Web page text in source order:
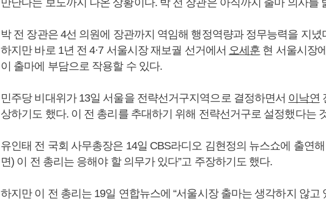
박 전 장관은 4선 의원에 장관까지 역임해 행정역량과 정무능력을 지녔
하지만 바로 1년 전 4·7 서울시장 재보궐 선거에서 오세훈 현 서울시장
이 출마에 부담으로 작용할 수 있다.
민주당 비대위가 13일 서울을 전략선거구지역으로 결정하면서 이낙연
상하기도 했다. 이 전 총리를 추대하기 위해 전략선거구로 설정했다는
유인태 전 국회 사무총장은 14일 CBS라디오 김현정의 뉴스쇼에 출연
면) 이 전 총리는 응해야 할 의무가 있다”고 주장하기도 했다.
하지만 이 전 총리는 19일 연합뉴스에 “서울시장 출마는 생각하지 않고